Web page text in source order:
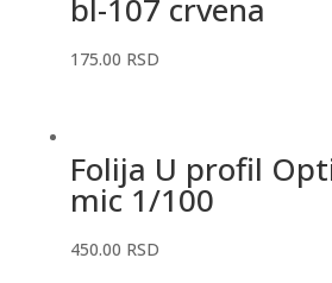
bl-107 crvena
175.00 RSD
Folija U profil
mic 1/100
450.00 RSD